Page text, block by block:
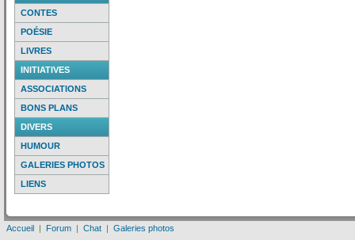
CONTES
POÉSIE
LIVRES
INITIATIVES
ASSOCIATIONS
BONS PLANS
DIVERS
HUMOUR
GALERIES PHOTOS
LIENS
Accueil | Forum | Chat | Galeries photos